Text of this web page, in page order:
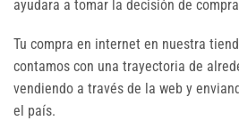
ayudara a tomar la decisión de
Tu compra en internet en nuestra
contamos con una trayectoria de
vendiendo a través de la web y
el país.